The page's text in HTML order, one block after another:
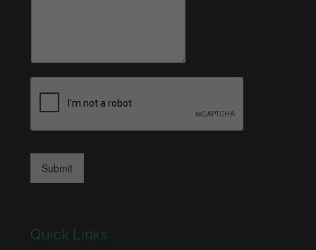
Submit
Quick Links